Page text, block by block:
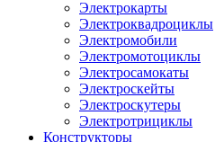
Электрокарты
Электроквадроциклы
Электромобили
Электромотоциклы
Электросамокаты
Электроскейты
Электроскутеры
Электротрициклы
Конструкторы